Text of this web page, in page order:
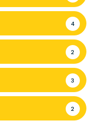
4
2
3
2